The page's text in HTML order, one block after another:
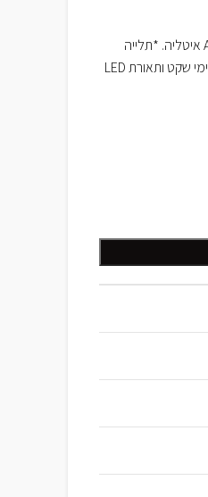
קולט אדים אי תלוי בעיצוב מודרני-תעשייתי מסדרת Q-BIC של Airforce איטליה. *תלייה
בכבלים או מפלדה, גוף מתכת שחור, מסגרת פתוחה יוקרתית, מנוע פנימי שקט ותאורת LED